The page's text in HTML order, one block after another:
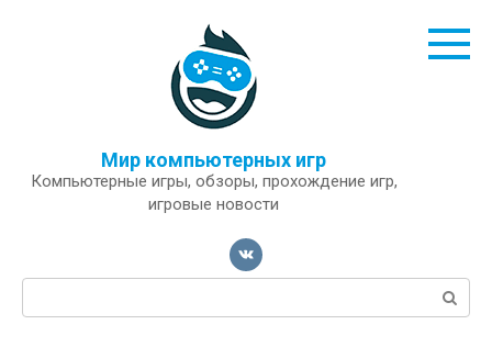
Мир компьютерных игр
Компьютерные игры, обзоры, прохождение игр,
игровые новости
Поиск: